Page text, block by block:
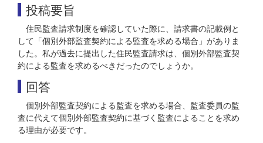
投稿要旨
住民監査請求制度を確認していた際に、請求書の記載例と
して「個別外部監査契約による監査を求める場合」がありま
した。私が過去に提出した住民監査請求は、個別外部監査契
約による監査を求めるべきだったのでしょうか。
回答
個別外部監査契約による監査を求める場合、監査委員の監
査に代えて個別外部監査契約に基づく監査によることを求め
る理由が必要です。